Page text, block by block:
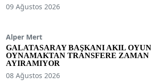
09 Ağustos 2026
Alper Mert
GALATASARAY BAŞKANI AKIL
OYNAMAKTAN TRANSFERE ZAMAN
AYIRAMIYOR
08 Ağustos 2026